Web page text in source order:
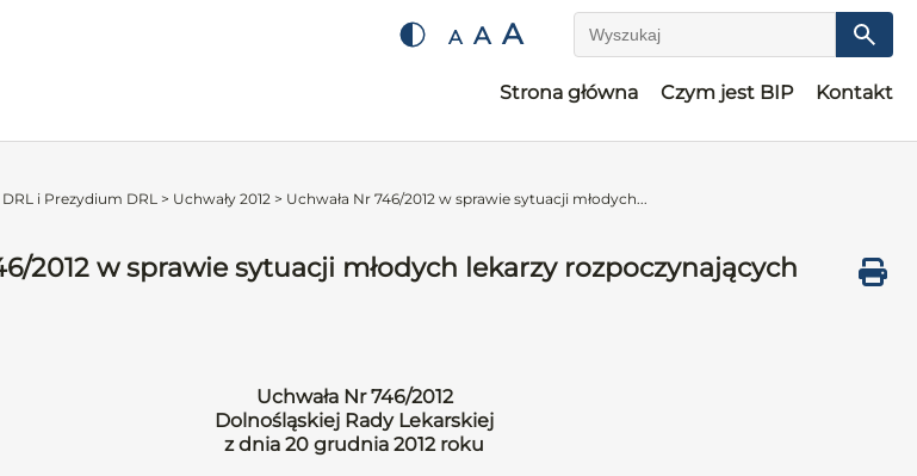
A A A Wyszukaj
Strona główna Czym jest BIP Kontakt
DRL i Prezydium DRL > Uchwały 2012 > Uchwała Nr 746/2012 w sprawie sytuacji młodych...
2012 w sprawie sytuacji młodych lekarzy rozpoczynających
Uchwała Nr 746/2012
Dolnośląskiej Rady Lekarskiej
z dnia 20 grudnia 2012 roku